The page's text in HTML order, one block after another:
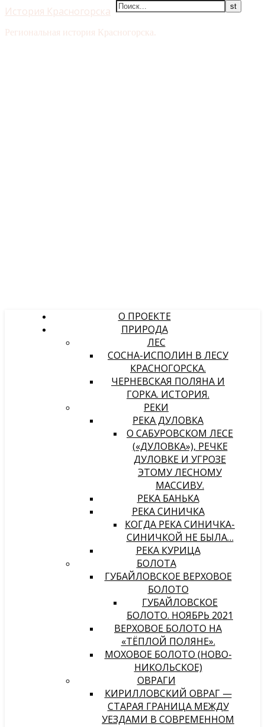
История Красногорска
Региональная история Красногорска.
О ПРОЕКТЕ
ПРИРОДА
ЛЕС
СОСНА-ИСПОЛИН В ЛЕСУ
КРАСНОГОРСКА.
ЧЕРНЕВСКАЯ ПОЛЯНА И
ГОРКА. ИСТОРИЯ.
РЕКИ
РЕКА ДУЛОВКА
О САБУРОВСКОМ ЛЕСЕ
(«ДУЛОВКА»), РЕЧКЕ
ДУЛОВКЕ И УГРОЗЕ
ЭТОМУ ЛЕСНОМУ
МАССИВУ.
РЕКА БАНЬКА
РЕКА СИНИЧКА
КОГДА РЕКА СИНИЧКА-
СИНИЧКОЙ НЕ БЫЛА…
РЕКА КУРИЦА
БОЛОТА
ГУБАЙЛОВСКОЕ ВЕРХОВОЕ
БОЛОТО
ГУБАЙЛОВСКОЕ
БОЛОТО. НОЯБРЬ 2021
ВЕРХОВОЕ БОЛОТО НА
«ТЁПЛОЙ ПОЛЯНЕ».
МОХОВОЕ БОЛОТО (НОВО-
НИКОЛЬСКОЕ)
ОВРАГИ
КИРИЛЛОВСКИЙ ОВРАГ —
СТАРАЯ ГРАНИЦА МЕЖДУ
УЕЗДАМИ В СОВРЕМЕННОМ